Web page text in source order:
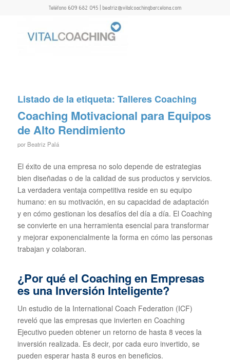
Teléfono 609 682 045 | beatriz@vitalcoachingbarcelona.com
Listado de la etiqueta: Talleres Coaching
Coaching Motivacional para Equipos
de Alto Rendimiento
por Beatriz Palá
El éxito de una empresa no solo depende de estrategias
bien diseñadas o de la calidad de sus productos y servicios.
La verdadera ventaja competitiva reside en su equipo
humano: en su motivación, en su capacidad de adaptación
y en cómo gestionan los desafíos del día a día. El Coaching
se convierte en una herramienta esencial para transformar
y mejorar exponencialmente la forma en cómo las personas
trabajan y colaboran.
¿Por qué el Coaching en Empresas
es una Inversión Inteligente?
Un estudio de la International Coach Federation (ICF)
reveló que las empresas que invierten en Coaching
Ejecutivo pueden obtener un retorno de hasta 8 veces la
inversión realizada. Es decir, por cada euro invertido, se
pueden esperar hasta 8 euros en beneficios.